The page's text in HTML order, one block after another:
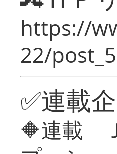
https://
22/
✅連載
🔶連載